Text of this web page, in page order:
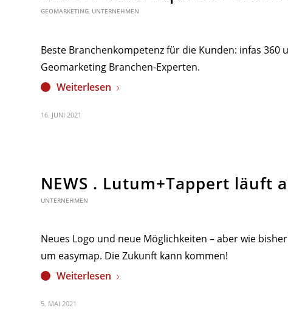
GEOMARKETING, UNTERNEHMEN
Beste Branchenkompetenz für die Kunden: infas 360
Geomarketing Branchen-Experten.
Weiterlesen
16. JUNI 2021
NEWS . Lutum+Tappert läuft
UNTERNEHMEN
Neues Logo und neue Möglichkeiten – aber wie
um easymap. Die Zukunft kann kommen!
Weiterlesen
5. MAI 2021